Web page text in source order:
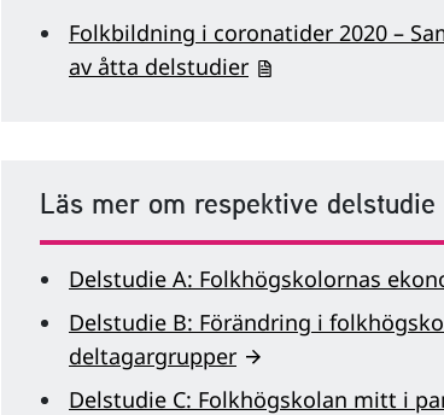
Folkbildning i coronatider 2020 –
av åtta delstudier
Läs mer om respektive delstudie
Delstudie A: Folkhögskolornas
Delstudie B: Förändring i
deltagargrupper
Delstudie C: Folkhögskolan mitt i